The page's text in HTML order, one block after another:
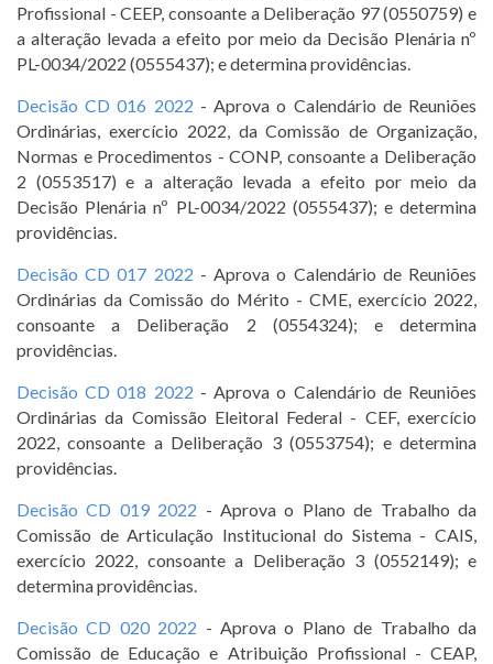
Profissional - CEEP, consoante a Deliberação 97 (0550759) e
a alteração levada a efeito por meio da Decisão Plenária nº
PL-0034/2022 (0555437); e determina providências.
Decisão CD 016 2022 - Aprova o Calendário de Reuniões
Ordinárias, exercício 2022, da Comissão de Organização,
Normas e Procedimentos - CONP, consoante a Deliberação
2 (0553517) e a alteração levada a efeito por meio da
Decisão Plenária nº PL-0034/2022 (0555437); e determina
providências.
Decisão CD 017 2022 - Aprova o Calendário de Reuniões
Ordinárias da Comissão do Mérito - CME, exercício 2022,
consoante a Deliberação 2 (0554324); e determina
providências.
Decisão CD 018 2022 - Aprova o Calendário de Reuniões
Ordinárias da Comissão Eleitoral Federal - CEF, exercício
2022, consoante a Deliberação 3 (0553754); e determina
providências.
Decisão CD 019 2022 - Aprova o Plano de Trabalho da
Comissão de Articulação Institucional do Sistema - CAIS,
exercício 2022, consoante a Deliberação 3 (0552149); e
determina providências.
Decisão CD 020 2022 - Aprova o Plano de Trabalho da
Comissão de Educação e Atribuição Profissional - CEAP,